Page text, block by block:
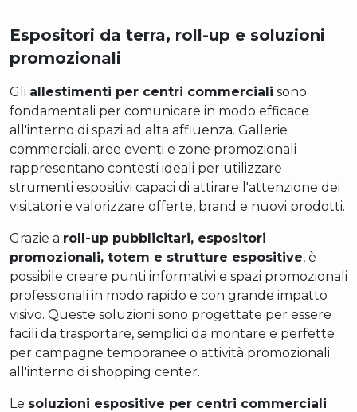
Espositori da terra, roll-up e soluzioni
promozionali
Gli allestimenti per centri commerciali sono
fondamentali per comunicare in modo efficace
all'interno di spazi ad alta affluenza. Gallerie
commerciali, aree eventi e zone promozionali
rappresentano contesti ideali per utilizzare
strumenti espositivi capaci di attirare l'attenzione dei
visitatori e valorizzare offerte, brand e nuovi prodotti.
Grazie a roll-up pubblicitari, espositori
promozionali, totem e strutture espositive, è
possibile creare punti informativi e spazi promozionali
professionali in modo rapido e con grande impatto
visivo. Queste soluzioni sono progettate per essere
facili da trasportare, semplici da montare e perfette
per campagne temporanee o attività promozionali
all'interno di shopping center.
Le soluzioni espositive per centri commerciali